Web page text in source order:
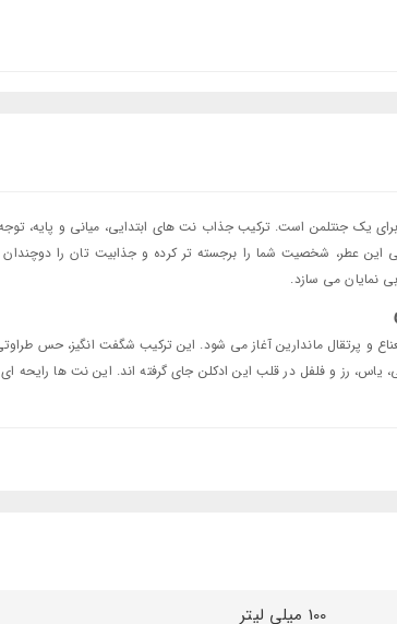
برای یک جنتلمن است. ترکیب جذاب نت های ابتدایی، میانی و
عطر، شخصیت شما را برجسته تر کرده و جذابیت تان را دوچندان
نمایان می سازد.
و پرتقال ماندارین آغاز می شود. این ترکیب شگفت انگیز، حس
یاس، رز و فلفل در قلب این ادکلن جای گرفته اند. این نت ها رایحه
در فضاهای اجتماعی و دوستانه نیز به خوبی عمل کند. حضور نت
آل می سازد.
100 میلی لیتر